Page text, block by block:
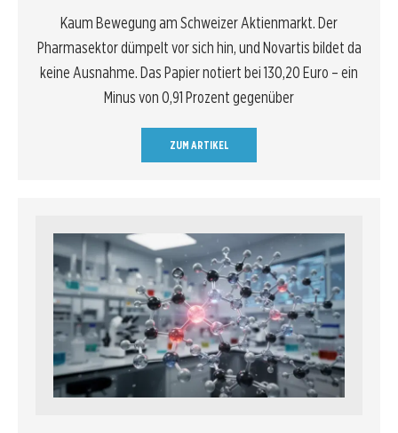
Kaum Bewegung am Schweizer Aktienmarkt. Der
Pharmasektor dümpelt vor sich hin, und Novartis bildet da
keine Ausnahme. Das Papier notiert bei 130,20 Euro – ein
Minus von 0,91 Prozent gegenüber
ZUM ARTIKEL